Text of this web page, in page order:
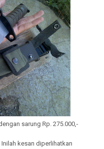
sarung Rp. 275.000,-
kesan diperlihatkan